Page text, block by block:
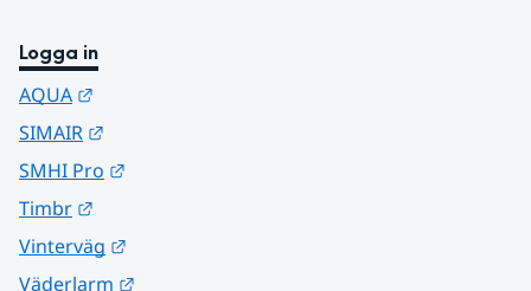
Logga in
AQUA
SIMAIR
SMHI Pro
Timbr
Vinterväg
Väderlarm